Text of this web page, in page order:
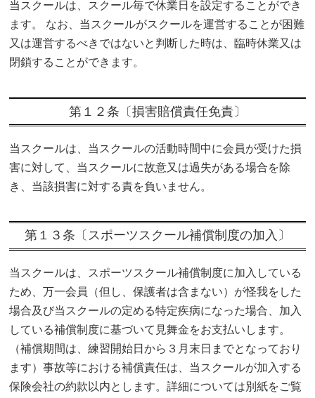
当スクールは、スクール毎で休業日を設定することができ
ます。 なお、当スクールがスクールを運営することが困難
又は運営するべきではないと判断した時は、臨時休業又は
閉鎖することができます。
第１２条〔損害賠償責任免責〕
当スクールは、当スクールの活動時間中に会員が受けた損
害に対して、当スクールに故意又は過失がある場合を除
き、当該損害に対する責を負いません。
第１３条〔スポーツスクール補償制度の加入〕
当スクールは、スポーツスクール補償制度に加入している
ため、万一会員（但し、保護者は含まない）が怪我をした
場合及び当スクールの定める特定疾病になった場合、加入
している補償制度に基づいて見舞金をお支払いします。
（補償期間は、練習開始日から３月末日までとなっており
ます）事故等における補償責任は、当スクールが加入する
保険会社の約款以内とします。詳細については別紙をご覧